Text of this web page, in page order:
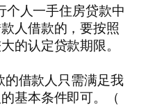
个人一手住房贷款中
人借款的，要按照
的认定贷款期限。
的借款人只需满足我
基本条件即可。（